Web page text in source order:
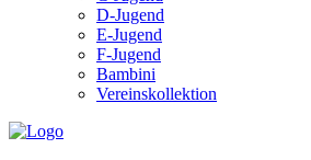
D-Jugend
E-Jugend
F-Jugend
Bambini
Vereinskollektion